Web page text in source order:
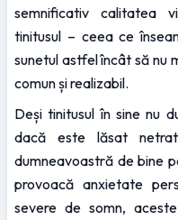
semnificativ calitatea
tinitusul – ceea ce
sunetul astfel încât să nu
comun și realizabil.
Deși tinitusul în sine nu
dacă este lăsat
dumneavoastră de bine
provoacă anxietate
severe de somn,